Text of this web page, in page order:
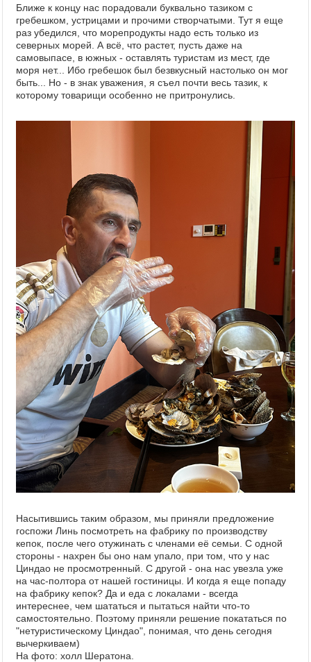
Ближе к концу нас порадовали буквально тазиком с
гребешком, устрицами и прочими створчатыми. Тут я еще
раз убедился, что морепродукты надо есть только из
северных морей. А всё, что растет, пусть даже на
самовыпасе, в южных - оставлять туристам из мест, где
моря нет... Ибо гребешок был безвкусный настолько он мог
быть... Но - в знак уважения, я съел почти весь тазик, к
которому товарищи особенно не притронулись.
Насытившись таким образом, мы приняли предложение
госпожи Линь посмотреть на фабрику по производству
кепок, после чего отужинать с членами её семьи. С одной
стороны - нахрен бы оно нам упало, при том, что у нас
Циндао не просмотренный. С другой - она нас увезла уже
на час-полтора от нашей гостиницы. И когда я еще попаду
на фабрику кепок? Да и еда с локалами - всегда
интереснее, чем шататься и пытаться найти что-то
самостоятельно. Поэтому приняли решение покататься по
"нетуристическому Циндао", понимая, что день сегодня
вычеркиваем)
На фото: холл Шератона.